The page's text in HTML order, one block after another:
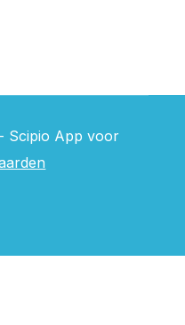
- Scipio App voor